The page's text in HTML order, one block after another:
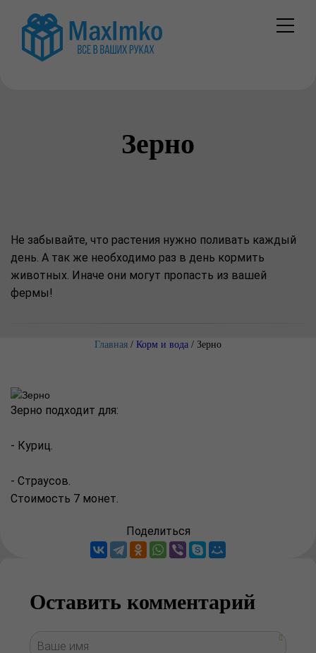
Зерно
Не забывайте, что растения нужно поливать каждый
день. А так же необходимо раз в день кормить
животных. Иначе они могут пропасть из вашей
фермы!
Главная / Корм и вода / Зерно
Зерно подходит для:
- Куриц.
- Страусов.
Стоимость 7 монет.
Поделиться
Оставить комментарий